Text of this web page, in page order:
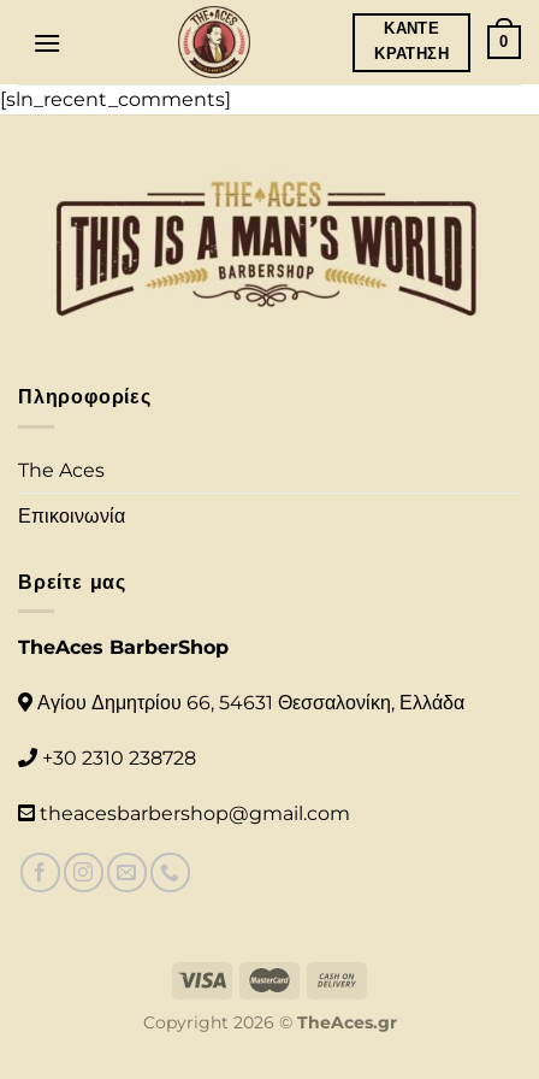
ΚΑΝΤΕ
ΚΡΑΤΗΣΗ
0
[sln_recent_comments]
Πληροφορίες
The Aces
Επικοινωνία
Βρείτε μας
TheAces BarberShop
Αγίου Δημητρίου 66, 54631 Θεσσαλονίκη, Ελλάδα
+30 2310 238728
theacesbarbershop@gmail.com
Copyright 2026 © TheAces.gr